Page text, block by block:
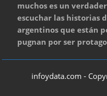
muchos es un
escuchar las historias
argentinos que están
pugnan por ser
infoydata.com -